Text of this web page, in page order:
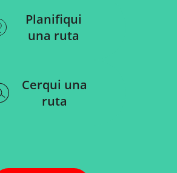
Planifiqui
una ruta
Cerqui una
ruta